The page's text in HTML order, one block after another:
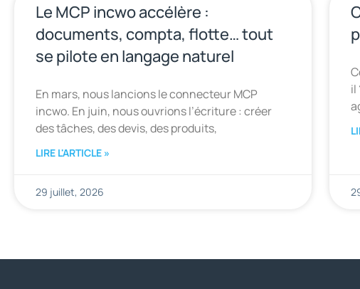
Le MCP incwo accélère :
documents, compta, flotte… tout
se pilote en langage naturel
En mars, nous lancions le connecteur MCP
incwo. En juin, nous ouvrions l’écriture : créer
des tâches, des devis, des produits,
LIRE L'ARTICLE »
29 juillet, 2026
il